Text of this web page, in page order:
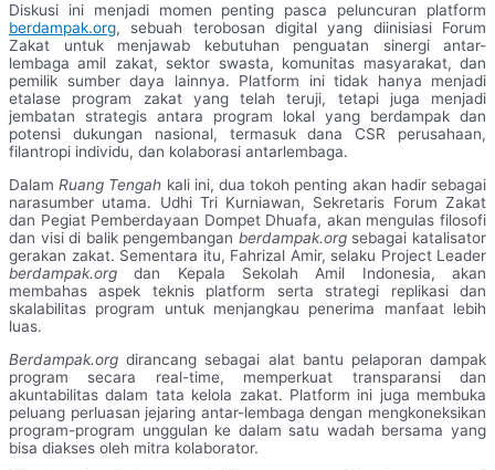
Diskusi ini menjadi momen penting pasca peluncuran platform
berdampak.org, sebuah terobosan digital yang diinisiasi Forum
Zakat untuk menjawab kebutuhan penguatan sinergi antar-
lembaga amil zakat, sektor swasta, komunitas masyarakat, dan
pemilik sumber daya lainnya. Platform ini tidak hanya menjadi
etalase program zakat yang telah teruji, tetapi juga menjadi
jembatan strategis antara program lokal yang berdampak dan
potensi dukungan nasional, termasuk dana CSR perusahaan,
filantropi individu, dan kolaborasi antarlembaga.
DalamRuang Tengah kali ini, dua tokoh penting akan hadir sebagai
narasumber utama. Udhi Tri Kurniawan, Sekretaris Forum Zakat
dan Pegiat Pemberdayaan Dompet Dhuafa, akan mengulas filosofi
dan visi di balik pengembangan berdampak.orgsebagai katalisator
gerakan zakat. Sementara itu, Fahrizal Amir, selaku Project Leader
berdampak.org dan Kepala Sekolah Amil Indonesia, akan
membahas aspek teknis platform serta strategi replikasi dan
skalabilitas program untuk menjangkau penerima manfaat lebih
luas.
Berdampak.org dirancang sebagai alat bantu pelaporan dampak
program secara real-time, memperkuat transparansi dan
akuntabilitas dalam tata kelola zakat. Platform ini juga membuka
peluang perluasan jejaring antar-lembaga dengan mengkoneksikan
program-program unggulan ke dalam satu wadah bersama yang
bisa diakses oleh mitra kolaborator.